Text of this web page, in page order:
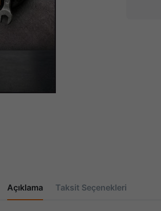
Açıklama Taksit Seçenekleri